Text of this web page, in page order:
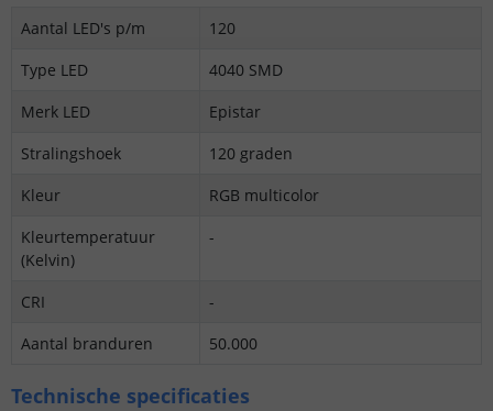
Aantal LED's p/m
120
Type LED
4040 SMD
Merk LED
Epistar
Stralingshoek
120 graden
Kleur
RGB multicolor
Kleurtemperatuur
(Kelvin)
-
CRI
-
Aantal branduren
50.000
Technische specificaties